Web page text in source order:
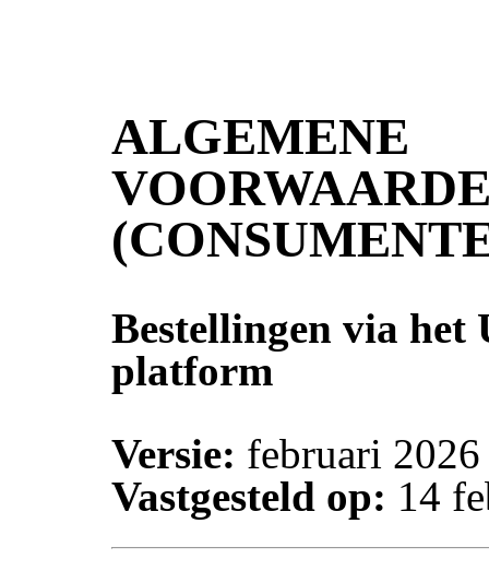
ALGEMENE
Bestellingen via
platform
Versie: februari 2026
Vastgesteld op: 14